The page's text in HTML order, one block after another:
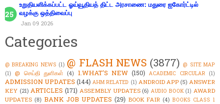
உறுதியளிக்கப்பட்ட ஓய்வூதியத் திட்ட அரசாணை: மதுரை ஐகோர்ட்டில்
வழக்கு ஒத்திவைப்பு
Jan 09 2026
Categories
@ BREAKING NEWS (1) @ FLASH NEWS (3877) @ SITE MAP
(1) @ செய்தி துளிகள் (4) 1.WHAT'S NEW (150) ACADEMIC CIRCULAR (1)
ADMISSION UPDATES (144) AHM RELATED (1) ANDROID APP (5) ANSWER
KEY (21) ARTICLES (171) ASSEMBLY UPDATES (6) AUDIO BOOK (1) AWARD
UPDATES (8) BANK JOB UPDATES (29) BOOK FAIR (4) BOOKS CLASS 1